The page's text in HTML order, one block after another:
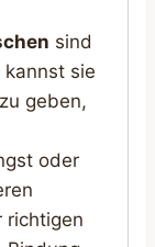
sind
sie
geben,
oder
richtigen